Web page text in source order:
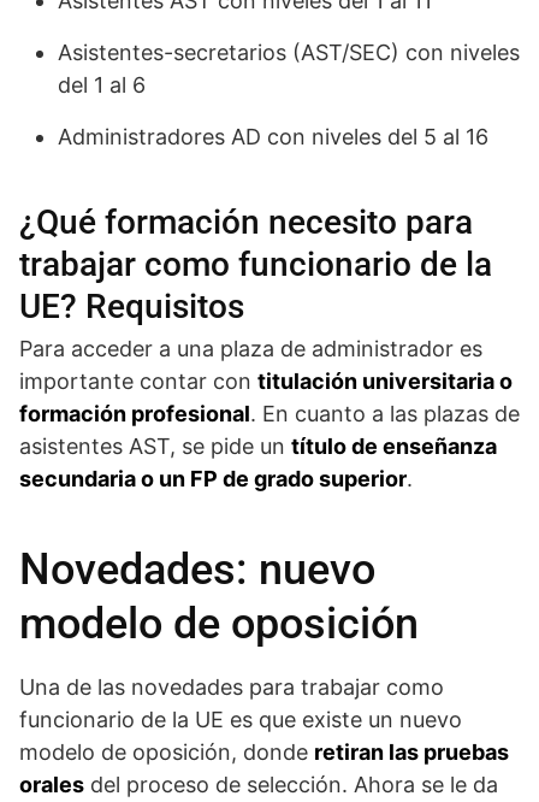
Asistentes-secretarios (AST/SEC) con niveles
del 1 al 6
Administradores AD con niveles del 5 al 16
¿Qué formación necesito para
trabajar como funcionario de la
UE? Requisitos
Para acceder a una plaza de administrador es
importante contar con titulación universitaria o
formación profesional. En cuanto a las plazas de
asistentes AST, se pide un título de enseñanza
secundaria o un FP de grado superior.
Novedades: nuevo
modelo de oposición
Una de las novedades para trabajar como
funcionario de la UE es que existe un nuevo
modelo de oposición, donde retiran las pruebas
orales del proceso de selección. Ahora se le da